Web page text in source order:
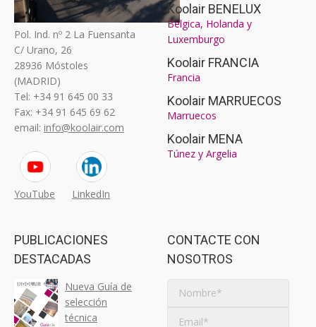
Pol. Ind. nº 2 La Fuensanta
C/ Urano, 26
28936 Móstoles
(MADRID)
Tel: +34 91 645 00 33
Fax: +34 91 645 69 62
email: info@koolair.com
YouTube LinkedIn
Koolair BENELUX
Bélgica, Holanda y
Luxemburgo
Koolair FRANCIA
Francia
Koolair MARRUECOS
Marruecos
Koolair MENA
Túnez y Argelia
PUBLICACIONES
DESTACADAS
Nueva Guía de
selección
técnica
CONTACTE CON
NOSOTROS